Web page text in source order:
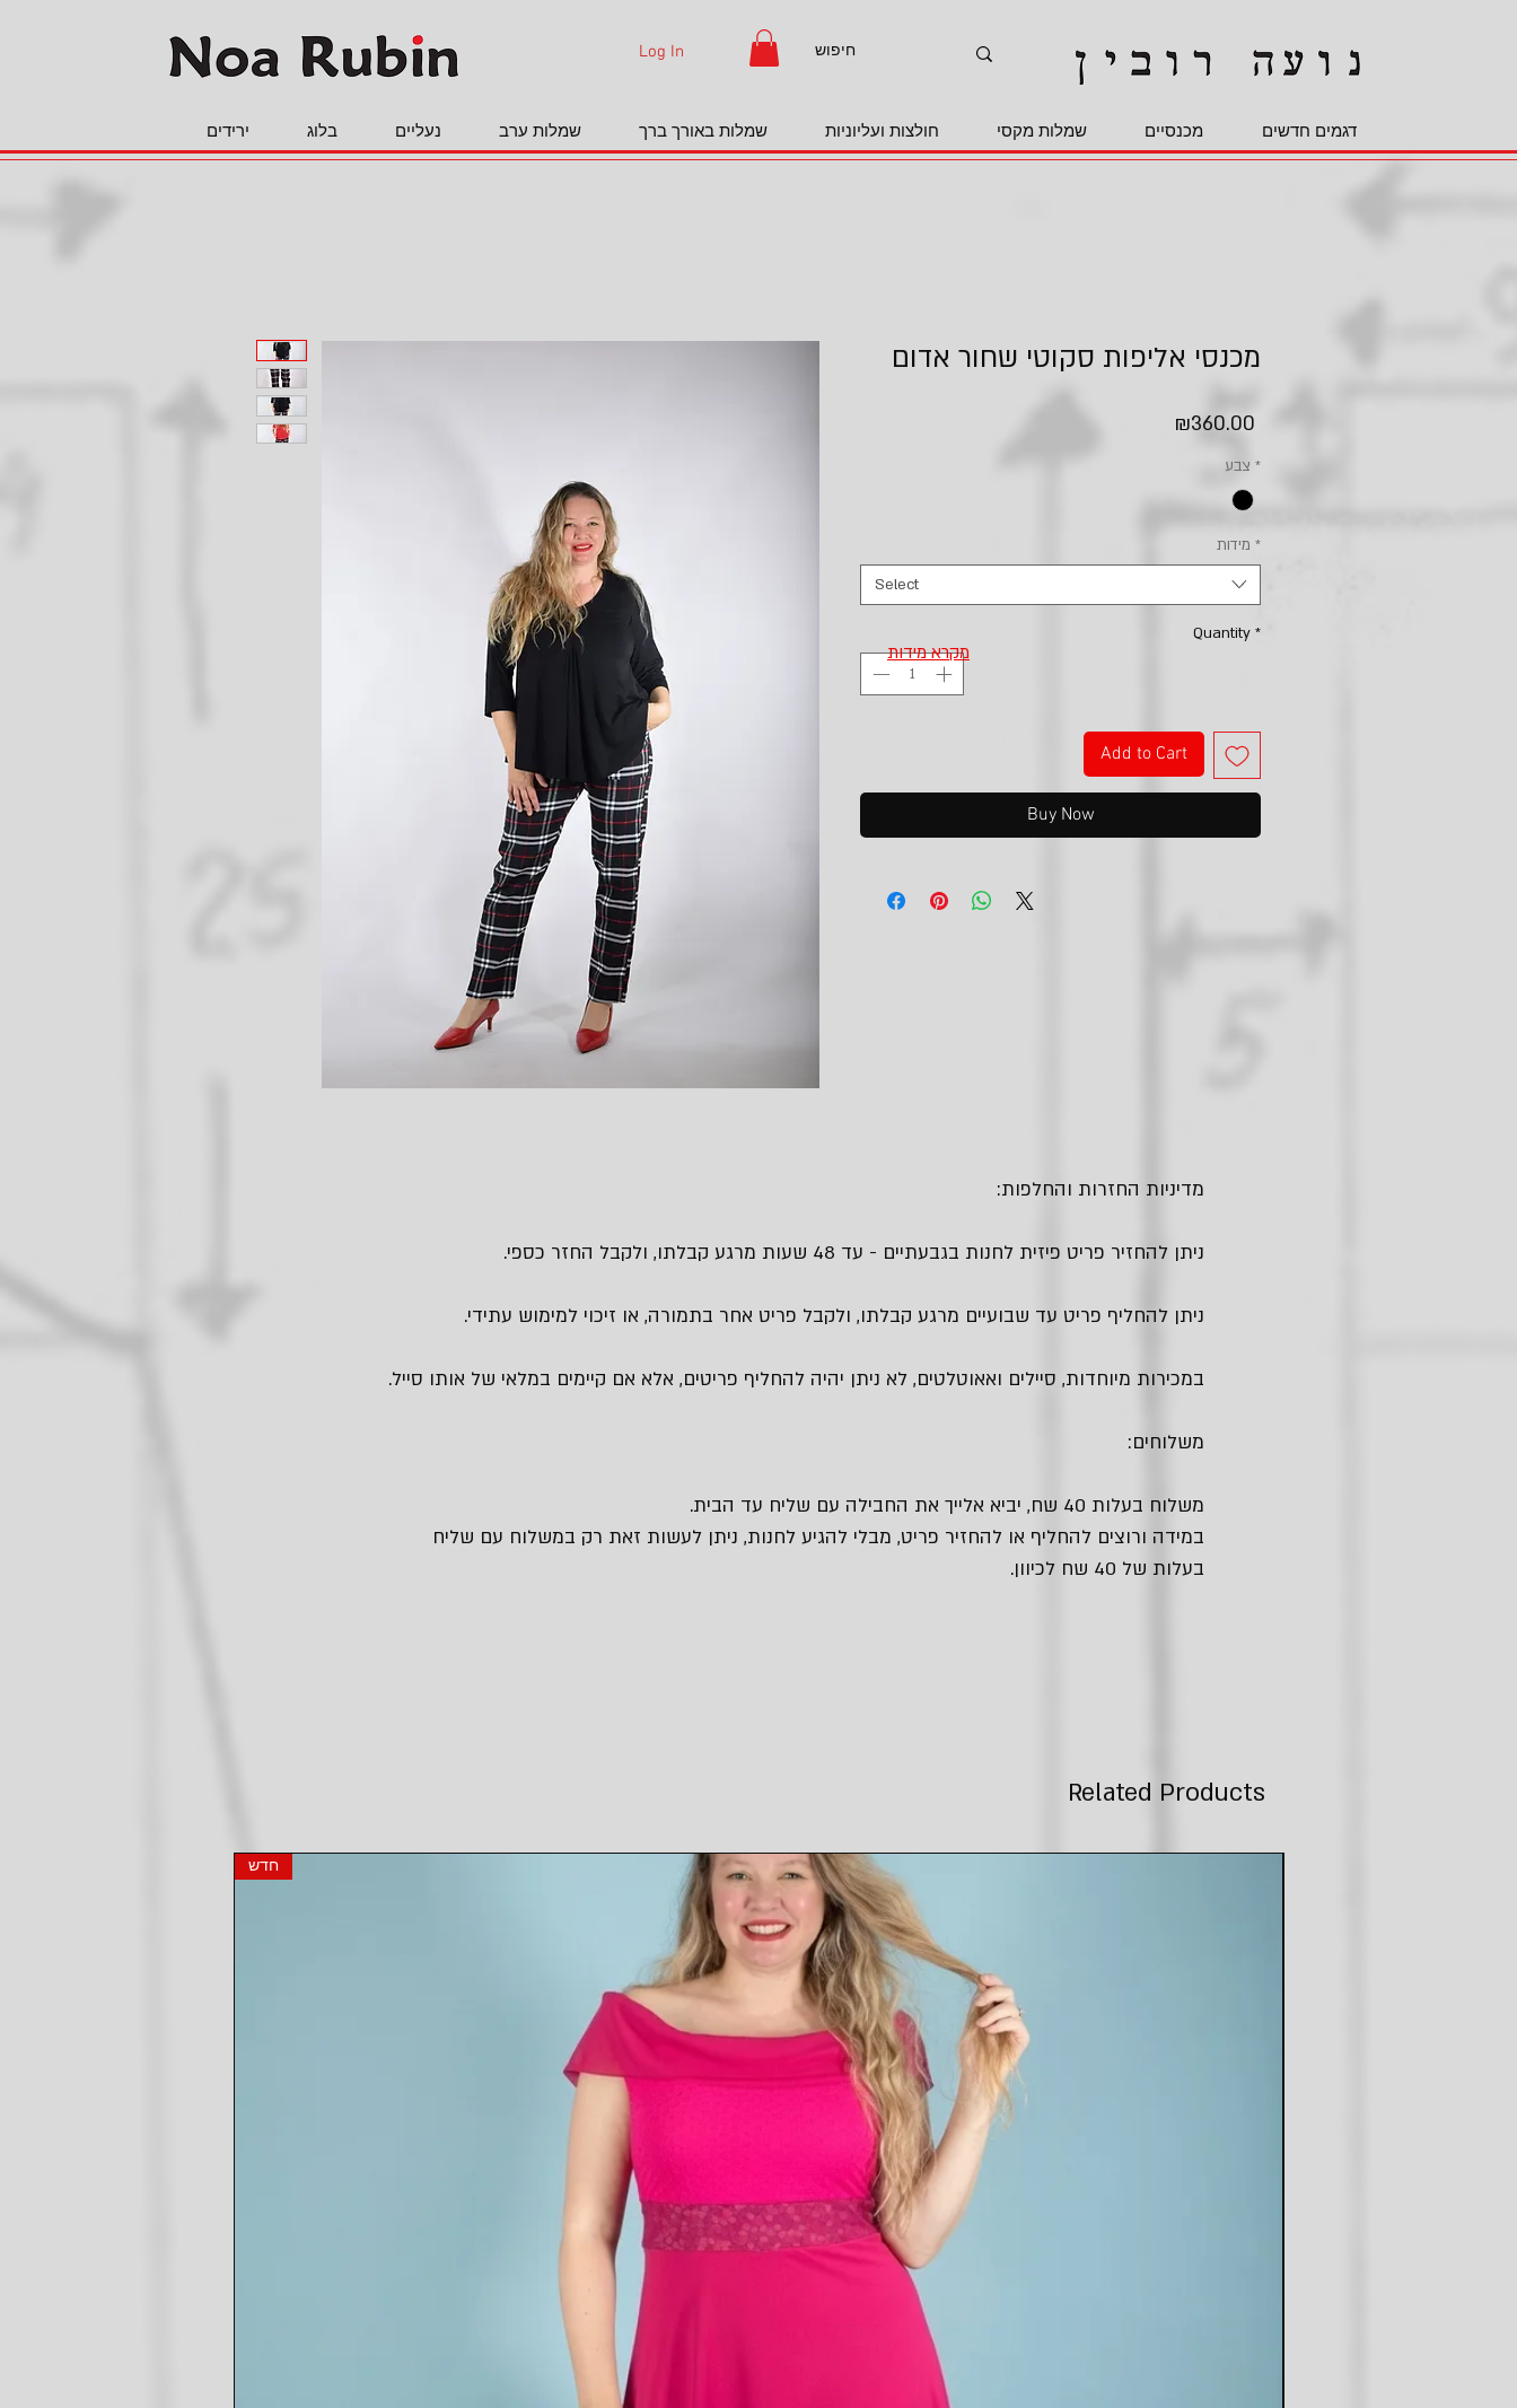
Log In
דגמים חדשים מכנסיים שמלות מקסי חולצות ועליוניות שמלות באורך ברך שמלות ערב נעליים בלוג ירידים
מכנסי אליפות סקוטי שחור אדום
₪360.00
צבע *
מידות *
Select
Quantity *
Add to Cart
Buy Now
מקרא מידות
מדיניות החזרות והחלפות:
ניתן להחזיר פריט פיזית לחנות בגבעתיים - עד 48 שעות מרגע קבלתו, ולקבל החזר כספי.
ניתן להחליף פריט עד שבועיים מרגע קבלתו, ולקבל פריט אחר בתמורה, או זיכוי למימוש עתידי.
במכירות מיוחדות, סיילים ואאוטלטים, לא ניתן יהיה להחליף פריטים, אלא אם קיימים במלאי של אותו סייל.
משלוחים:
משלוח בעלות 40 שח, יביא אלייך את החבילה עם שליח עד הבית.
במידה ורוצים להחליף או להחזיר פריט, מבלי להגיע לחנות, ניתן לעשות זאת רק במשלוח עם שליח
בעלות של 40 שח לכיוון.
Related Products
חדש